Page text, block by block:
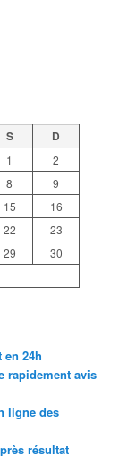
S D
1
2
8
9
15
16
22
23
29
30
24h
rapidement avis
ligne des
résultat